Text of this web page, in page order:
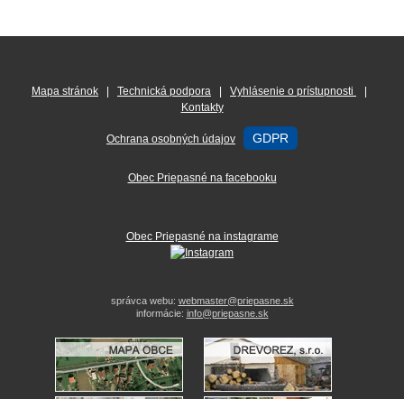
Mapa stránok Technická podpora Vyhlásenie o prístupnosti
Kontakty
Ochrana osobných údajov GDPR
Obec Priepasné na facebooku
Obec Priepasné na instagrame
správca webu: webmaster@priepasne.sk
informácie: info@priepasne.sk